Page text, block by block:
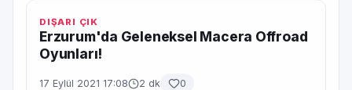
DIŞARI ÇIK
Erzurum'da Geleneksel Macera Offroad
Oyunları!
17 Eylül 2021 17:08 2 dk 0